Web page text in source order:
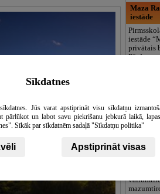
Maza
iestāde
iestāde
privātais
bērniem
līdz 6
teritorija
Z/s
izstrāde
Tāpat
citu
Sīkdatnes
Jūs varat apstiprināt visu sīkdatņu
pārlūkot un labot savu piekrišanu jebkurā laikā,
Sīkāk par sīkdatnēm sadaļā "Sīkdatņu politika"
Apstiprināt visas